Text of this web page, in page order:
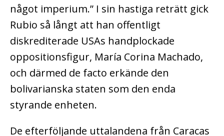
något imperium.” I sin hastiga reträtt gick
Rubio så långt att han offentligt
diskrediterade USAs handplockade
oppositionsfigur, María Corina Machado,
och därmed de facto erkände den
bolivarianska staten som den enda
styrande enheten.
De efterföljande uttalandena från Caracas